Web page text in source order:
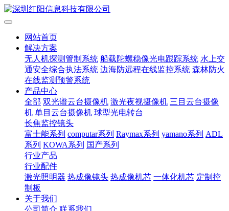
网站首页
解决方案
无人机探测管制系统 船载陀螺稳像光电跟踪系统 水上交
通安全综合执法系统 边海防远程在线监控系统 森林防火
在线监测预警系统
产品中心
全部 双光谱云台摄像机 激光夜视摄像机 三目云台摄像
机 单目云台摄像机 球型光电转台
长焦监控镜头
富士能系列 computar系列 Raymax系列 yamano系列 ADL
系列 KOWA系列 国产系列
行业产品
行业配件
激光照明器 热成像镜头 热成像机芯 一体化机芯 定制控
制板
关于我们
公司简介 联系我们